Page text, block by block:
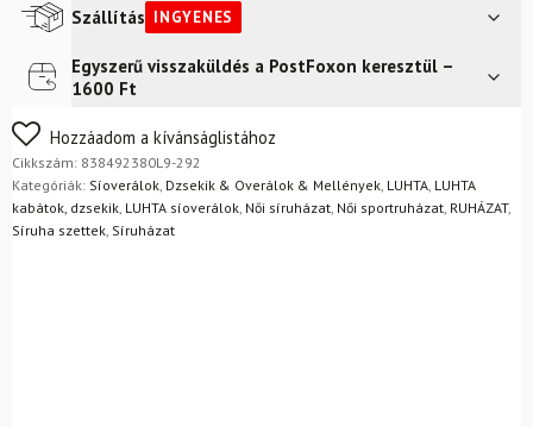
Szállítás INGYENES
Futár a címreIngyenes
FoxPost
Egyszerű visszaküldés a PostFoxon keresztül –
1600 Ft
Nem biztos a választásában? Semmi gond – a terméket
egyszerűen visszaküldheti 14 napon belül, indoklás nélkül.
Mik a visszaküldés feltételei?
Hozzáadom a kívánságlistához
Cikkszám: 838492380L9-292
Kategóriák: Síoverálok Dzsekik & Overálok & Mellények LUHTA LUHTA
kabátok, dzsekik LUHTA síoverálok Női síruházat Női sportruházat RUHÁZAT,
Síruha szettek Síruházat